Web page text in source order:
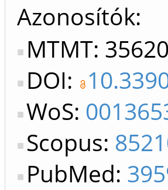
Azonosítók
MTMT:
DOI:
WoS:
Scopus:
PubMed: